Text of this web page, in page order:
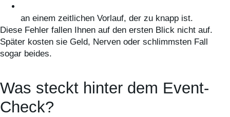
an einem zeitlichen Vorlauf, der zu knapp ist.
Diese Fehler fallen Ihnen auf den ersten Blick nicht auf.
Später kosten sie Geld, Nerven oder schlimmsten Fall
sogar beides.
Was steckt hinter dem Event-
Check?